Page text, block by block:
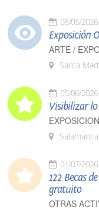
08/05/2026
Exposición
ARTE /
Santa
05/06/2026
Visibilizar lo
Salamanca
01/07/2026
122 Becas
gratuito
OTRAS